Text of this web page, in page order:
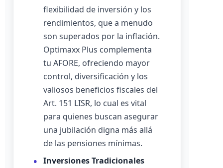
flexibilidad de inversión y los
rendimientos, que a menudo
son superados por la inflación.
Optimaxx Plus complementa
tu AFORE, ofreciendo mayor
control, diversificación y los
valiosos beneficios fiscales del
Art. 151 LISR, lo cual es vital
para quienes buscan asegurar
una jubilación digna más allá
de las pensiones mínimas.
Inversiones Tradicionales